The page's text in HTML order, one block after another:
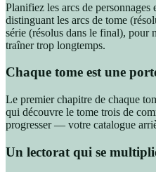
Planifiez les arcs de
distinguant les arcs de tome
série (résolus dans le final), pour
traîner trop longtemps.
Chaque tome est une
Le premier chapitre de chaque
qui découvre le tome trois de
progresser — votre catalogue
Un lectorat qui se